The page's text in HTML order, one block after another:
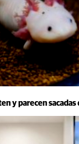
y parecen